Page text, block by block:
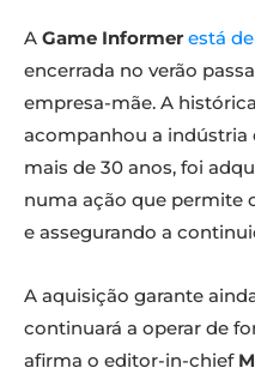
A Game Informer está
encerrada no verão
empresa-mãe. A
acompanhou a indústria
mais de 30 anos, foi
numa ação que permite
e assegurando a
A aquisição garante
continuará a operar de
afirma o editor-in-chief